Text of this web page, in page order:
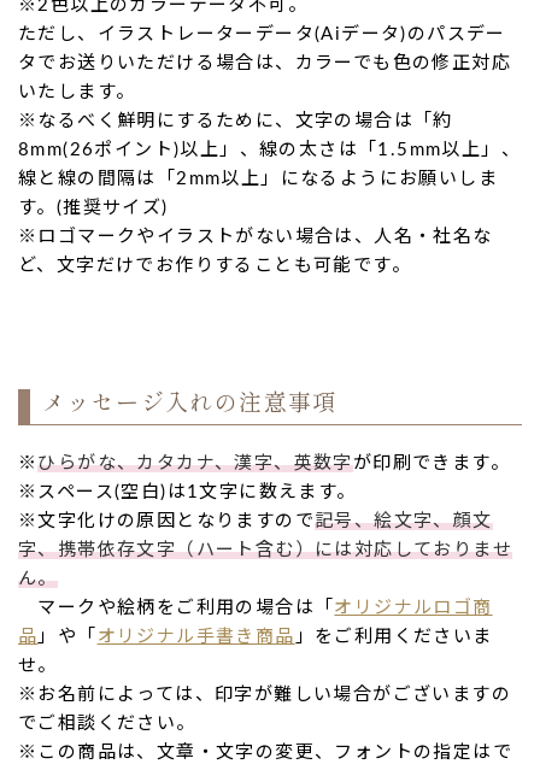
※2色以上のカラーデータ不可。
ただし、イラストレーターデータ(Aiデータ)のパスデー
タでお送りいただける場合は、カラーでも色の修正対応
いたします。
※なるべく鮮明にするために、文字の場合は「約
8mm(26ポイント)以上」、線の太さは「1.5mm以上」、
線と線の間隔は「2mm以上」になるようにお願いしま
す。(推奨サイズ)
※ロゴマークやイラストがない場合は、人名・社名な
ど、文字だけでお作りすることも可能です。
メッセージ入れの注意事項
※ひらがな、カタカナ、漢字、英数字が印刷できます。
※スペース(空白)は1文字に数えます。
※文字化けの原因となりますので記号、絵文字、顔文
字、携帯依存文字（ハート含む）には対応しておりませ
ん。
マークや絵柄をご利用の場合は「 オリジナルロゴ商
品 」や「 オリジナル手書き商品 」をご利用くださいま
せ。
※お名前によっては、印字が難しい場合がございますの
でご相談ください。
※この商品は、文章・文字の変更、フォントの指定はで